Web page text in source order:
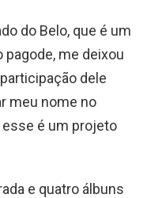
do Belo, que é um
me deixou
dele
meu nome no
esse é um projeto
e quatro álbuns